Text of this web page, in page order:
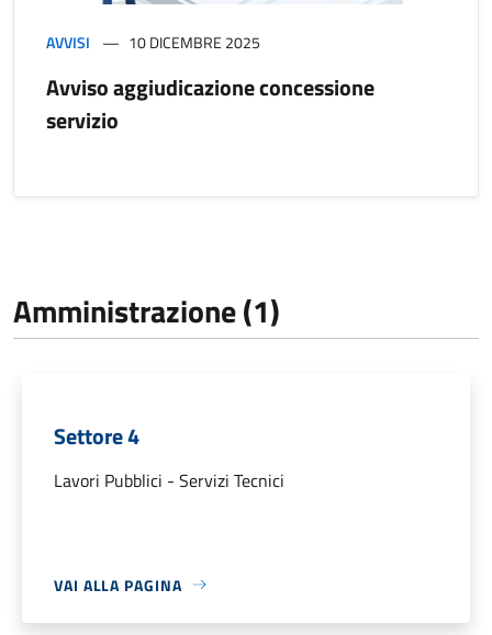
AVVISI 10 DICEMBRE 2025
Avviso aggiudicazione concessione
servizio
Amministrazione (1)
Settore 4
Lavori Pubblici - Servizi Tecnici
VAI ALLA PAGINA